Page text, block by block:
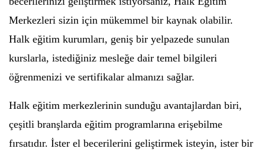
Merkezleri sizin için mükemmel bir kaynak olabilir.
Halk eğitim kurumları, geniş bir yelpazede sunulan
kurslarla, istediğiniz mesleğe dair temel bilgileri
öğrenmenizi ve sertifikalar almanızı sağlar.
Halk eğitim merkezlerinin sunduğu avantajlardan biri,
çeşitli branşlarda eğitim programlarına erişebilme
fırsatıdır. İster el becerilerini geliştirmek isteyin, ister bir